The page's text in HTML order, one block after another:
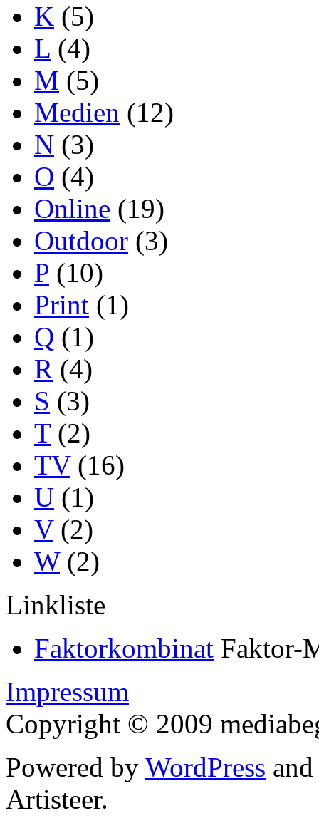
K (5)
L (4)
M (5)
Medien (12)
N (3)
O (4)
Online (19)
Outdoor (3)
P (10)
Print (1)
Q (1)
R (4)
S (3)
T(2)
TV(16)
U (1)
V(2)
W(2)
Linkliste
Faktorkombinat Faktor-
Impressum
Copyright © 2009
Powered by WordPress and
Artisteer.